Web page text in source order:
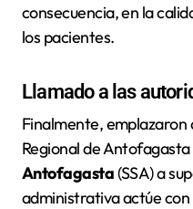
consecuencia, en la
los pacientes.
Llamado a las
Finalmente, emplazaron
Regional de
Antofagasta(SSA) a
administrativa actúe